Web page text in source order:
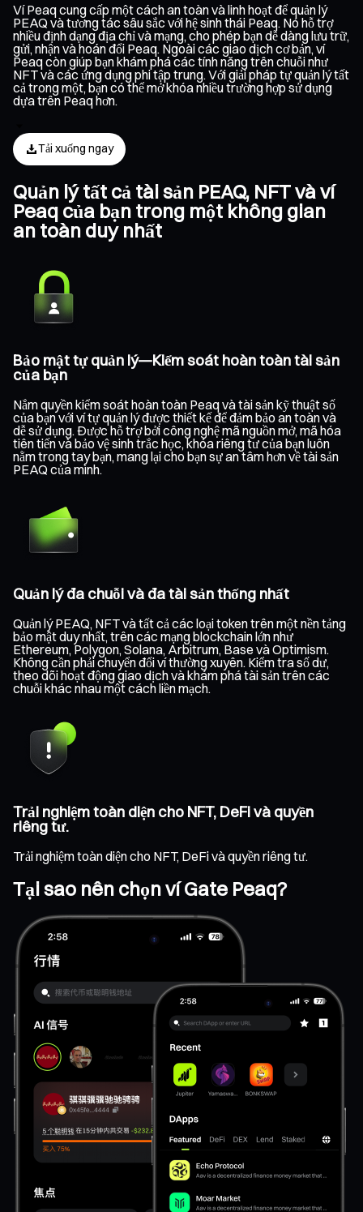
Ví Peaq cung cấp một cách an toàn và linh hoạt để quản lý
PEAQ và tương tác sâu sắc với hệ sinh thái Peaq. Nó hỗ trợ
nhiều định dạng địa chỉ và mạng, cho phép bạn dễ dàng lưu trữ,
gửi, nhận và hoán đổi Peaq. Ngoài các giao dịch cơ bản, ví
Peaq còn giúp bạn khám phá các tính năng trên chuỗi như
NFT và các ứng dụng phi tập trung. Với giải pháp tự quản lý tất
cả trong một, bạn có thể mở khóa nhiều trường hợp sử dụng
dựa trên Peaq hơn.
Tải xuống ngay
Quản lý tất cả tài sản PEAQ, NFT và ví
Peaq của bạn trong một không gian
an toàn duy nhất
Bảo mật tự quản lý—Kiểm soát hoàn toàn tài sản
của bạn
Nắm quyền kiểm soát hoàn toàn Peaq và tài sản kỹ thuật số
của bạn với ví tự quản lý được thiết kế để đảm bảo an toàn và
dễ sử dụng. Được hỗ trợ bởi công nghệ mã nguồn mở, mã hóa
tiên tiến và bảo vệ sinh trắc học, khóa riêng tư của bạn luôn
nằm trong tay bạn, mang lại cho bạn sự an tâm hơn về tài sản
PEAQ của mình.
Quản lý đa chuỗi và đa tài sản thống nhất
Quản lý PEAQ, NFT và tất cả các loại token trên một nền tảng
bảo mật duy nhất, trên các mạng blockchain lớn như
Ethereum, Polygon, Solana, Arbitrum, Base và Optimism.
Không cần phải chuyển đổi ví thường xuyên. Kiểm tra số dư,
theo dõi hoạt động giao dịch và khám phá tài sản trên các
chuỗi khác nhau một cách liền mạch.
Trải nghiệm toàn diện cho NFT, DeFi và quyền
riêng tư.
Trải nghiệm toàn diện cho NFT, DeFi và quyền riêng tư.
Tại sao nên chọn ví Gate Peaq?